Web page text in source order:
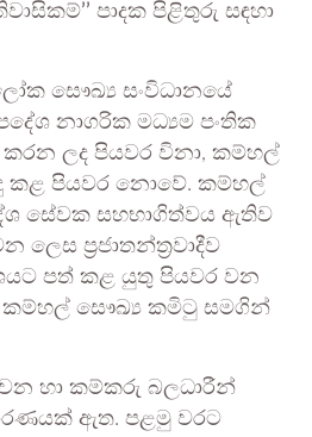
’’ පාදක පිළිතුරු සඳහා
සෞඛ්‍ය සංවිධානයේ
නාගරික මධ්‍යම පංතික
කරන ලද පියවර විනා, කම්හල්
කළ පියවර නොවේ. කම්හල්
සේවක සහභාගිත්වය ඇතිව
ලෙස ප‍්‍රජාතන්ත‍්‍රවාදීව
පත් කළ යුතු පියවර වන
කම්හල් සෞඛ්‍ය කමිටු සමගින්
හා කම්කරු බලධාරීන්
ඇත. පළමු වරට